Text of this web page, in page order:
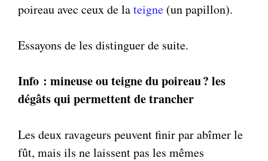
poireau avec ceux de lateigne (un papillon).
Essayons de les distinguer de suite.
Info : mineuse ou teigne du poireau ? les
dégâts qui permettent de trancher
Les deux ravageurs peuvent finir par abîmer le
fût, mais ils ne laissent pas les mêmes